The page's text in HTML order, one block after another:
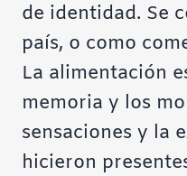
de identidad. Se
país, o como
La alimentación
memoria y los
sensaciones y la
hicieron